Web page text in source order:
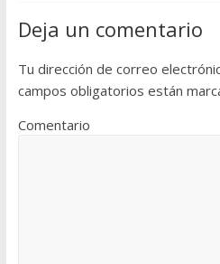
Deja un comentario
Tu dirección de correo
campos obligatorios están
Comentario